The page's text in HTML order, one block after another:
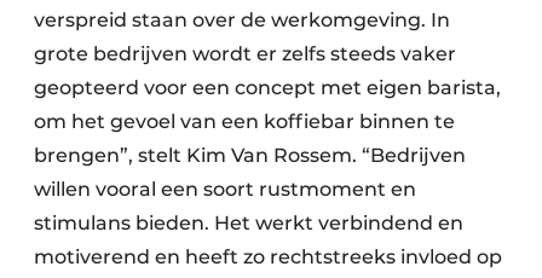
verspreid staan over de werkomgeving. In
grote bedrijven wordt er zelfs steeds vaker
geopteerd voor een concept met eigen barista,
om het gevoel van een koffiebar binnen te
brengen”, stelt Kim Van Rossem. “Bedrijven
willen vooral een soort rustmoment en
stimulans bieden. Het werkt verbindend en
motiverend en heeft zo rechtstreeks invloed op